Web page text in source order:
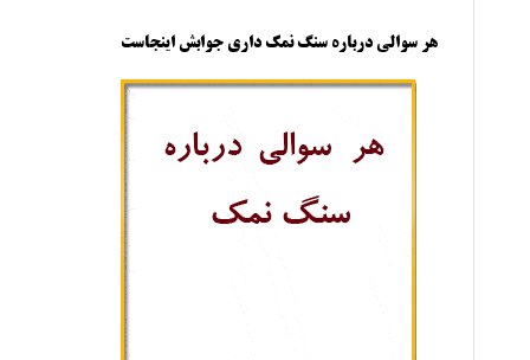
هر سوالی درباره سنگ نمک داری جوابش اینجاست